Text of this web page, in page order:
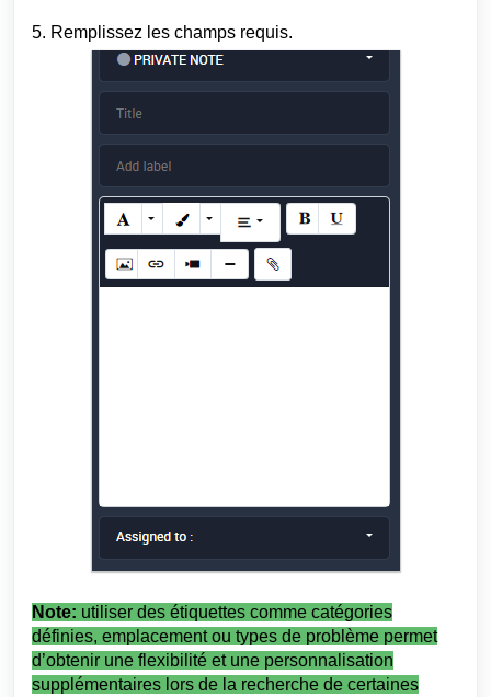
5. Remplissez les champs requis.
Note: utiliser des étiquettes comme catégories
définies, emplacement ou types de problème permet
d’obtenir une flexibilité et une personnalisation
supplémentaires lors de la recherche de certaines